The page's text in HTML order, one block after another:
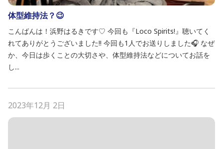
体型維持法？😉
こんばんは！浜野はるきです♡ 今回も『Loco Spirits!』聴いてく
れてありがとうございました!! 今回も1人でお送りしました🎧 なぜ
か、今日は歩くことの大切さや、体型維持法などについてお話を
し...
2023年12月 2日